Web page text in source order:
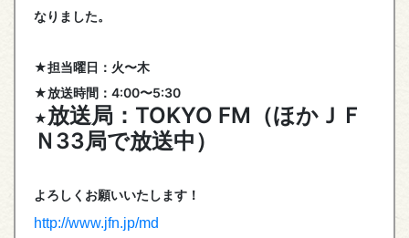
なりました。
★担当曜日：火〜木
★放送時間：4:00〜5:30
★放送局：TOKYO FM（ほかＪＦ
Ｎ33局で放送中）
よろしくお願いいたします！
http://www.jfn.jp/md